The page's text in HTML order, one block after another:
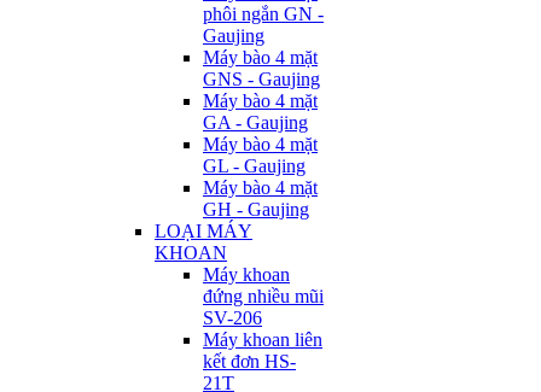
phôi ngắn GN -
Gaujing
Máy bào 4 mặt
GNS - Gaujing
Máy bào 4 mặt
GA - Gaujing
Máy bào 4 mặt
GL - Gaujing
Máy bào 4 mặt
GH - Gaujing
LOẠI MÁY
KHOAN
Máy khoan
đứng nhiều mũi
SV-206
Máy khoan liên
kết đơn HS-
21T